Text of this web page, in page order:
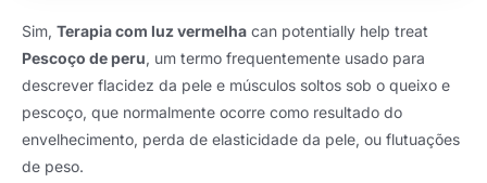
Sim, Terapia com luz vermelha can potentially help treat
Pescoço de peru, um termo frequentemente usado para
descrever flacidez da pele e músculos soltos sob o queixo e
pescoço, que normalmente ocorre como resultado do
envelhecimento, perda de elasticidade da pele, ou flutuações
de peso.